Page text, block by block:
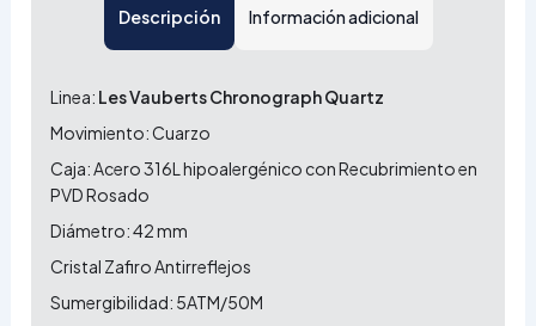
Descripción Información adicional
Linea: Les Vauberts Chronograph Quartz
Movimiento: Cuarzo
Caja: Acero 316L hipoalergénico con Recubrimiento en
PVD Rosado
Diámetro: 42 mm
Cristal Zafiro Antirreflejos
Sumergibilidad: 5ATM/50M